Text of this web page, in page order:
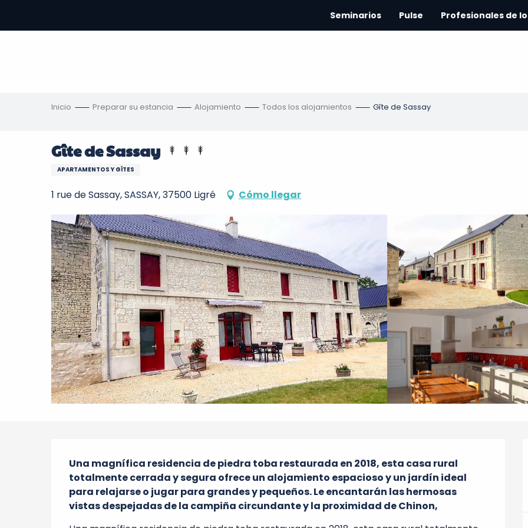
contenu
Seminarios Pulse Profesionales de
Inicio Preparar su estancia Alojamiento Todos los alojamientos Gîte de Sassay
Gîte de Sassay
APARTAMENTOS Y GÎTES
1 rue de Sassay, SASSAY, 37500 Ligré Cómo llegar
Descripción
Una magnífica residencia de piedra toba restaurada en 2018, esta casa rural
totalmente cerrada y segura ofrece un alojamiento espacioso y un jardín ideal
para relajarse o jugar para grandes y pequeños. Le encantarán las hermosas
vistas despejadas de la campiña circundante y la proximidad de Chinon,